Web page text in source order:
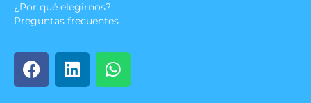
¿Por qué elegirnos?
Preguntas frecuentes